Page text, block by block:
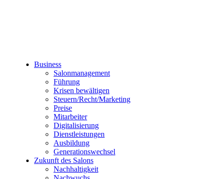
Business
Salonmanagement
Führung
Krisen bewältigen
Steuern/Recht/Marketing
Preise
Mitarbeiter
Digitalisierung
Dienstleistungen
Ausbildung
Generationswechsel
Zukunft des Salons
Nachhaltigkeit